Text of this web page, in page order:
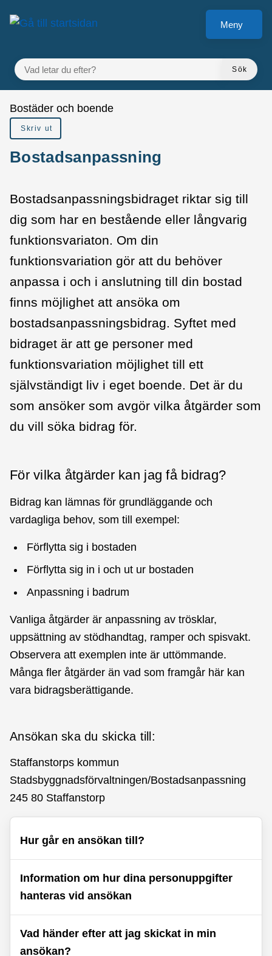
Gå till innehåll
till sidomeny
Meny
VAD LETAR DU EFTER?
Sök
Du är här:
Bostäder och boende
Skriv ut
Bostadsanpassning
Bostadsanpassningsbidraget riktar sig till
dig som har en bestående eller långvarig
funktionsvariaton. Om din
funktionsvariation gör att du behöver
anpassa i och i anslutning till din bostad
finns möjlighet att ansöka om
bostadsanpassningsbidrag. Syftet med
bidraget är att ge personer med
funktionsvariation möjlighet till ett
självständigt liv i eget boende. Det är du
som ansöker som avgör vilka åtgärder som
du vill söka bidrag för.
För vilka åtgärder kan jag få bidrag?
Bidrag kan lämnas för grundläggande och
vardagliga behov, som till exempel:
Förflytta sig i bostaden
Förflytta sig in i och ut ur bostaden
Anpassning i badrum
Vanliga åtgärder är anpassning av trösklar,
uppsättning av stödhandtag, ramper och spisvakt.
Observera att exemplen inte är uttömmande.
Många fler åtgärder än vad som framgår här kan
vara bidragsberättigande.
Ansökan ska du skicka till:
Staffanstorps kommun
Stadsbyggnadsförvaltningen/Bostadsanpassning
245 80 Staffanstorp
Hur går en ansökan till?
Information om hur dina personuppgifter
hanteras vid ansökan
Vad händer efter att jag skickat in min
ansökan?